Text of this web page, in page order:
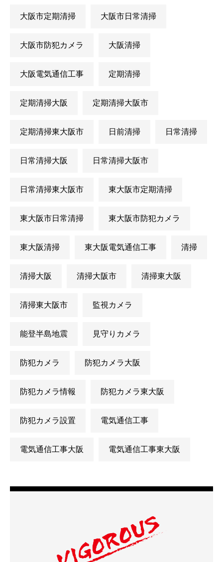
大阪市定期清掃 大阪市日常清掃
大阪市防犯カメラ 大阪清掃
大阪電気通信工事 定期清掃
定期清掃大阪 定期清掃大阪市
定期清掃東大阪市 日前清掃 日常清掃
日常清掃大阪 日常清掃大阪市
日常清掃東大阪市 東大阪市定期清掃
東大阪市日常清掃 東大阪市防犯カメラ
東大阪清掃 東大阪電気通信工事 清掃
清掃大阪 清掃大阪市 清掃東大阪
清掃東大阪市 監視カメラ
能登半島地震 見守りカメラ
防犯カメラ 防犯カメラ大阪
防犯カメラ情報 防犯カメラ東大阪
防犯カメラ設置 電気通信工事
電気通信工事大阪 電気通信工事東大阪